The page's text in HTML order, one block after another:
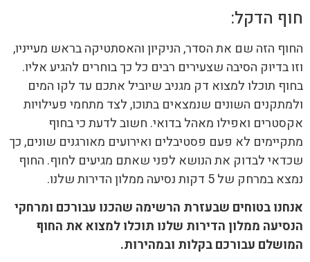
חוף הדקל:
החוף הזה שם את הסדר, הניקיון והאסתטיקה בראש מעייניו,
וזו בדיוק הסיבה שצעירים רבים כל כך בוחרים להגיע אליו.
בחוף תוכלו למצוא דק מגניב שיוביל אתכם עד לקו המים
ולמתקנים השונים שנמצאים בתוכו, לצד מתחמי פעילויות
אקסטרים ואפילו מאהל בדואי. חשוב לדעת כי בחוף
מתקיימים לא פעם פסטיבלים ואירועים מאורגנים שונים, כך
שכדאי לבדוק את הנושא לפני שאתם מגיעים לחוף. החוף
נמצא במרחק של 5 דקות נסיעה ממלון הדירות שלנו.
אנחנו בטוחים שבעזרת הרשימה שהכנו עבורכם ומרחקי
הנסיעה ממלון הדירות שלנו תוכלו למצוא את החוף
המושלם עבורכם בקלות ובמהירות.